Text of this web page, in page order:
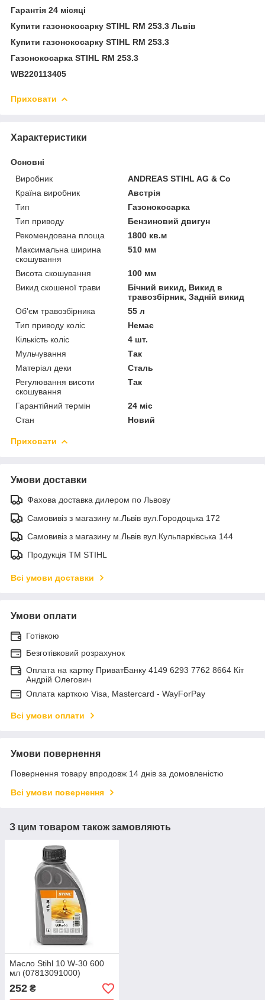
Гарантія 24 місяці
Купити газонокосарку STIHL RM 253.3 Львів
Купити газонокосарку STIHL RM 253.3
Газонокосарка STIHL RM 253.3
WB220113405
Приховати
Характеристики
Основні
Виробник
ANDREAS STIHL AG & Co
Країна виробник
Австрія
Тип
Газонокосарка
Тип приводу
Бензиновий двигун
Рекомендована площа
1800 кв.м
Максимальна ширина
скошування
510 мм
Висота скошування
100 мм
Викид скошеної трави
Бічний викид, Викид в
травозбірник, Задній викид
Об'єм травозбірника
55 л
Тип приводу коліс
Немає
Кількість коліс
4 шт.
Мульчування
Так
Матеріал деки
Сталь
Регулювання висоти
скошування
Так
Гарантійний термін
24 міс
Стан
Новий
Приховати
Умови доставки
Фахова доставка дилером по Львову
Самовивіз з магазину м.Львів вул.Городоцька 172
Самовивіз з магазину м.Львів вул.Кульпарківська 144
Продукція ТМ STIHL
Всі умови доставки
Умови оплати
Готівкою
Безготівковий розрахунок
Оплата на картку ПриватБанку 4149 6293 7762 8664 Кіт
Андрій Олегович
Оплата карткою Visa, Mastercard - WayForPay
Всі умови оплати
Умови повернення
Повернення товару впродовж 14 днів за домовленістю
Всі умови повернення
З цим товаром також замовляють
Масло Stihl 10 W-30 600
мл (07813091000)
252 ₴